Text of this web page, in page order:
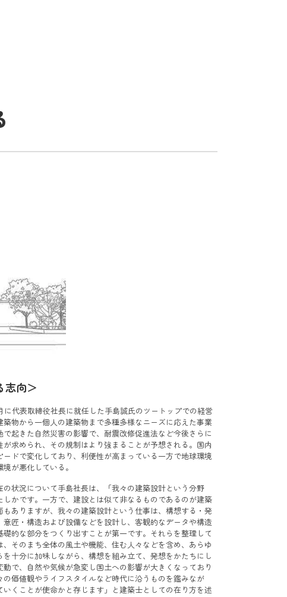
志向＞
に代表取締役社長に就任した手島誠氏のツートップでの経営
物から一個人の建築物まで多種多様なニーズに応えた事業
起きた自然災害の影響で、耐震改修促進法など今後さらに
求められ、その規制はより強まることが予想される。国内
ドで変化しており、利便性が高まっている一方で地球環境
が悪化している。
状況について手島社長は、「我々の建築設計という分野
かです。一方で、建設とは似て非なるものであるのが建築
ありますが、我々の建築設計という仕事は、構想する・発
匠・構造および設備などを設計し、客観的なデータや構造
的な部分をつくり出すことが第一です。それらを整理して
そのまち全体の風土や機能、住む人々などを含め、あらゆ
十分に加味しながら、構想を組み立て、発想をかたちにし
で、自然や気候が急変し国土への影響が大きくなっており
の価値観やライフスタイルなど時代に沿うものを鑑みなが
くことが使命かと存じます」と建築士としての在り方を述